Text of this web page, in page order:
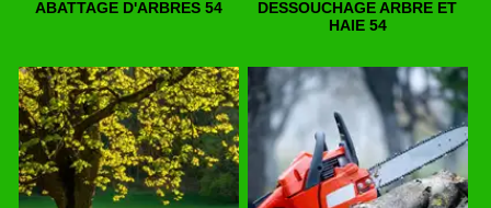
ABATTAGE D'ARBRES 54
DESSOUCHAGE ARBRE ET
HAIE 54